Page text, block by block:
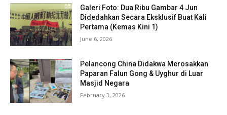
Galeri Foto: Dua Ribu Gambar 4 Jun
Didedahkan Secara Eksklusif Buat Kali
Pertama (Kemas Kini 1)
June 6, 2026
Pelancong China Didakwa Merosakkan
Paparan Falun Gong & Uyghur di Luar
Masjid Negara
February 3, 2026